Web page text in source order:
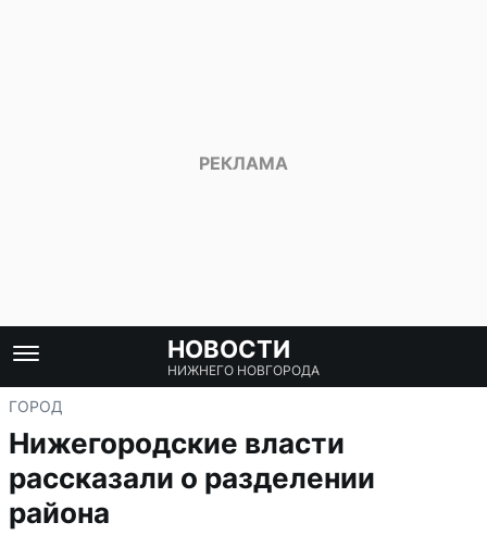
НОВОСТИ
НИЖНЕГО НОВГОРОДА
ГОРОД
Нижегородские власти
рассказали о разделении
района